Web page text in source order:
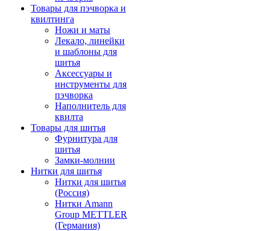
Товары для пэчворка и
квилтинга
Ножи и маты
Лекало, линейки
и шаблоны для
шитья
Аксессуары и
инструменты для
пэчворка
Наполнитель для
квилта
Товары для шитья
Фурнитура для
шитья
Замки-молнии
Нитки для шитья
Нитки для шитья
(Россия)
Нитки Amann
Group METTLER
(Германия)